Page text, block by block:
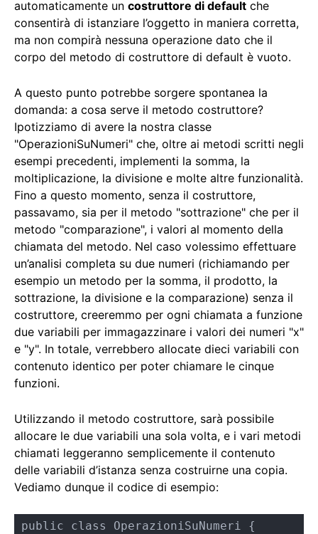
automaticamente un costruttore di default che
consentirà di istanziare l’oggetto in maniera corretta,
ma non compirà nessuna operazione dato che il
corpo del metodo di costruttore di default è vuoto.
A questo punto potrebbe sorgere spontanea la
domanda: a cosa serve il metodo costruttore?
Ipotizziamo di avere la nostra classe
"OperazioniSuNumeri" che, oltre ai metodi scritti negli
esempi precedenti, implementi la somma, la
moltiplicazione, la divisione e molte altre funzionalità.
Fino a questo momento, senza il costruttore,
passavamo, sia per il metodo "sottrazione" che per il
metodo "comparazione", i valori al momento della
chiamata del metodo. Nel caso volessimo effettuare
un’analisi completa su due numeri (richiamando per
esempio un metodo per la somma, il prodotto, la
sottrazione, la divisione e la comparazione) senza il
costruttore, creeremmo per ogni chiamata a funzione
due variabili per immagazzinare i valori dei numeri "x"
e "y". In totale, verrebbero allocate dieci variabili con
contenuto identico per poter chiamare le cinque
funzioni.
Utilizzando il metodo costruttore, sarà possibile
allocare le due variabili una sola volta, e i vari metodi
chiamati leggeranno semplicemente il contenuto
delle variabili d’istanza senza costruirne una copia.
Vediamo dunque il codice di esempio:
public class OperazioniSuNumeri {